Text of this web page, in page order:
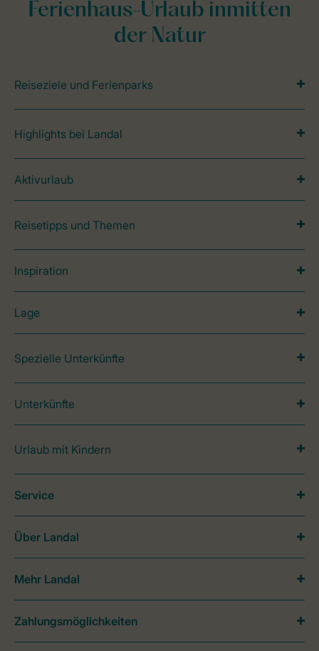
Ferienhaus-Urlaub inmitten
der Natur
Reiseziele und Ferienparks
Highlights bei Landal
Aktivurlaub
Reisetipps und Themen
Inspiration
Lage
Spezielle Unterkünfte
Unterkünfte
Urlaub mit Kindern
Service
Über Landal
Mehr Landal
Zahlungsmöglichkeiten